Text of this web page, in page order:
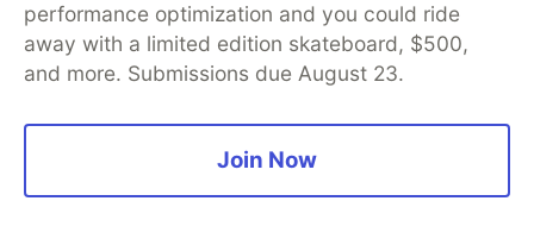
Build Apps with Google AI
Studio 🧱
This track will guide you through Google AI
performance optimization and you could ride
away with a limited edition skateboard, $500,
and more. Submissions due August 23.
Join Now